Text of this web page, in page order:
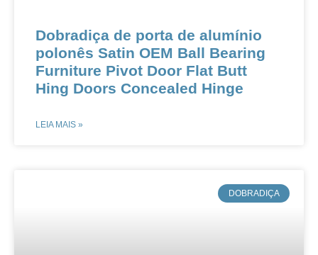
​​​​​​​​​​Dobradiça de porta de alumínio
polonês Satin OEM Ball Bearing
Furniture Pivot Door Flat Butt
Hing Doors Concealed Hinge
LEIA MAIS »
​DOBRADIÇA